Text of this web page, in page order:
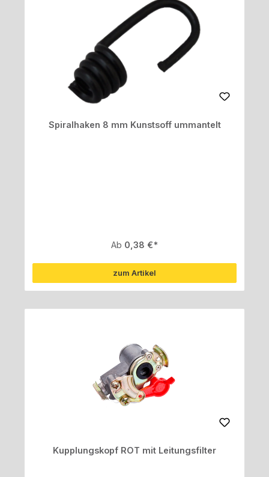
Spiralhaken 8 mm Kunstsoff ummantelt
Regulärer Preis:
Ab 0,38 €
zum Artikel
Kupplungskopf ROT mit Leitungsfilter